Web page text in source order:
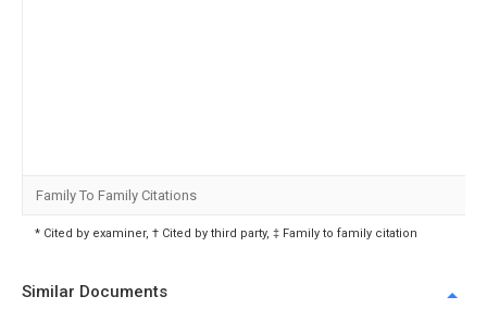
Family To Family Citations
* Cited by examiner, † Cited by third party, ‡ Family to family citation
Similar Documents